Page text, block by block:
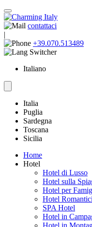
contattaci
|
+39.070.513489
Italiano
Italia
Puglia
Sardegna
Toscana
Sicilia
Home
Hotel
Hotel di Lusso
Hotel sulla
Hotel per
Hotel Romantici
SPA Hotel
Hotel in
Hotel in